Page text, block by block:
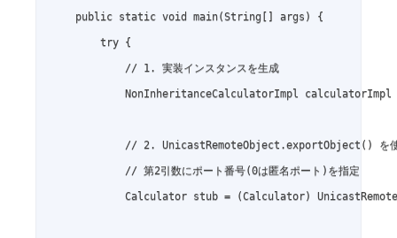
    public static void main(String[] args) {
        try {
            // 1. 実装インスタンスを生成
NonInheritanceCalculatorImpl
// 2. UnicastRemoteObject.exportObject() を使
            // 第2引数にポート番号(0は匿名ポート)を指定
Calculator stub = (Calculator)